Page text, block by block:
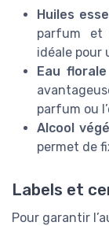
Huiles
parfum et
idéale pour
Eau
parfum ou
Alcool
permet de
Labels et
Pour garantir